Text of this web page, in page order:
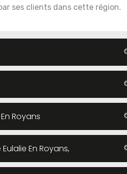
ses clients dans cette région.
Royans
En Royans,